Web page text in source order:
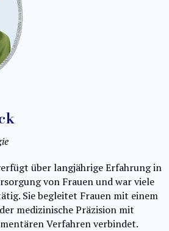
über langjährige Erfahrung in
von Frauen und war viele
Sie begleitet Frauen mit einem
medizinische Präzision mit
Verfahren verbindet.